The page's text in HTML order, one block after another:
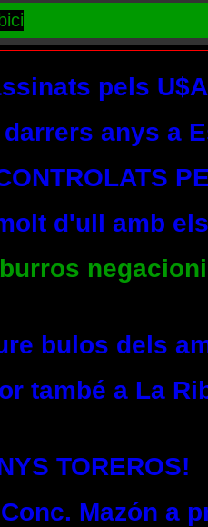
pels
anys a
d'ull amb
bulos dels
també a La
TOREROS!
Mazón a